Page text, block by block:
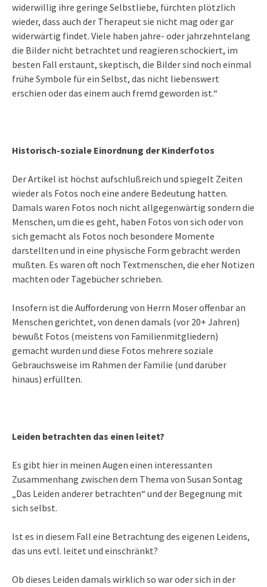
widerwillig ihre geringe Selbstliebe, fürchten plötzlich
wieder, dass auch der Therapeut sie nicht mag oder gar
widerwärtig findet. Viele haben jahre- oder jahrzehntelang
die Bilder nicht betrachtet und reagieren schockiert, im
besten Fall erstaunt, skeptisch, die Bilder sind noch einmal
frühe Symbole für ein Selbst, das nicht liebenswert
erschien oder das einem auch fremd geworden ist.“
Historisch-soziale Einordnung der Kinderfotos
Der Artikel ist höchst aufschlußreich und spiegelt Zeiten
wieder als Fotos noch eine andere Bedeutung hatten.
Damals waren Fotos noch nicht allgegenwärtig sondern die
Menschen, um die es geht, haben Fotos von sich oder von
sich gemacht als Fotos noch besondere Momente
darstellten und in eine physische Form gebracht werden
mußten. Es waren oft noch Textmenschen, die eher Notizen
machten oder Tagebücher schrieben.
Insofern ist die Aufforderung von Herrn Moser offenbar an
Menschen gerichtet, von denen damals (vor 20+ Jahren)
bewußt Fotos (meistens von Familienmitgliedern)
gemacht wurden und diese Fotos mehrere soziale
Gebrauchsweise im Rahmen der Familie (und darüber
hinaus) erfüllten.
Leiden betrachten das einen leitet?
Es gibt hier in meinen Augen einen interessanten
Zusammenhang zwischen dem Thema von Susan Sontag
„Das Leiden anderer betrachten“ und der Begegnung mit
sich selbst.
Ist es in diesem Fall eine Betrachtung des eigenen Leidens,
das uns evtl. leitet und einschränkt?
Ob dieses Leiden damals wirklich so war oder sich in der